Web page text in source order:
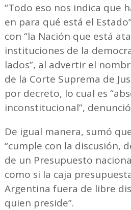
“Todo eso nos indica que
en para qué está el
con “la Nación que está
instituciones de la
lados”, al advertir el
de la Corte Suprema de
por decreto, lo cual es
inconstitucional”,
De igual manera, sumó
“cumple con la discusión,
de un Presupuesto
como si la caja
Argentina fuera de libre
quien preside”.